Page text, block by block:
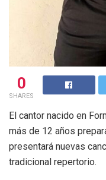
0
SHARES
El cantor nacido en
más de 12 años
presentará nuevas
tradicional repertorio.